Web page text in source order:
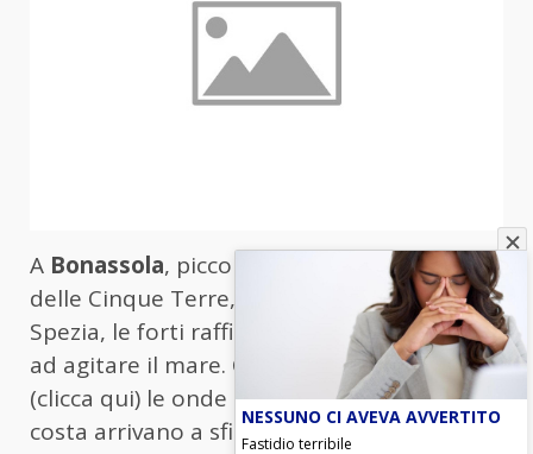
A Bonassola, piccolo comune in prossimità
delle Cinque Terre, in provincia di La
Spezia, le forti raffiche di vento continuano
ad agitare il mare. Come si vede nel filmato
(clicca qui) le onde che si abbattono sulla
costa arrivano a sfiorare le case sul litorale.
NESSUNO CI AVEVA AVVERTITO
Fastidio terribile